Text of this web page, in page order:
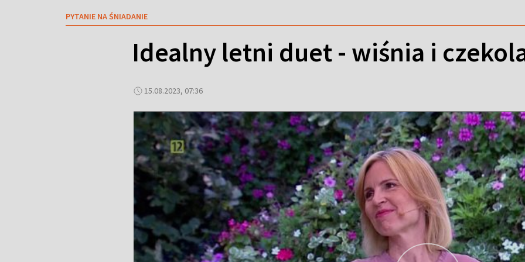
PYTANIE NA ŚNIADANIE
Idealny letni duet - wiśnia i
15.08.2023, 07:36